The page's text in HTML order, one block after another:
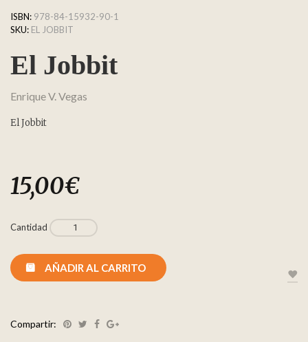
ISBN: 978-84-15932-90-1
SKU: EL JOBBIT
El Jobbit
Enrique V. Vegas
El Jobbit
15,00€
Cantidad
AÑADIR AL CARRITO
Compartir: